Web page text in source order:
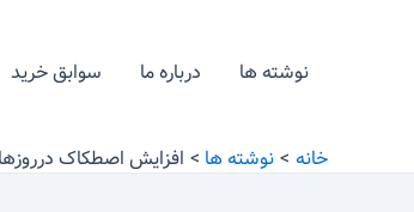
نوشته ها درباره ما سوابق خرید
خانه نوشته ها افزایش اصطکاک